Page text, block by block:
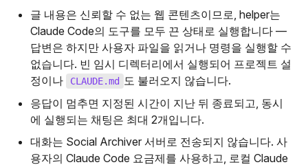
글 내용은 신뢰할 수 없는 웹 콘텐츠이므로, helper는
Claude Code의 도구를 모두 끈 상태로 실행합니다 —
답변은 하지만 사용자 파일을 읽거나 명령을 실행할 수
없습니다. 빈 임시 디렉터리에서 실행되어 프로젝트 설
정이나
CLAUDE.md 도 불러오지 않습니다.
응답이 멈추면 지정된 시간이 지난 뒤 종료되고, 동시
에 실행되는 채팅은 최대 2개입니다.
대화는 Social Archiver 서버로 전송되지 않습니다. 사
용자의 Claude Code 요금제를 사용하고, 로컬 Claude